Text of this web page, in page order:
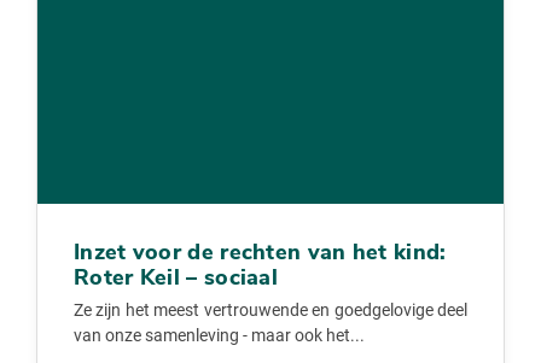
Inzet voor de rechten van het kind:
Roter Keil – sociaal
Ze zijn het meest vertrouwende en goedgelovige deel
van onze samenleving - maar ook het...